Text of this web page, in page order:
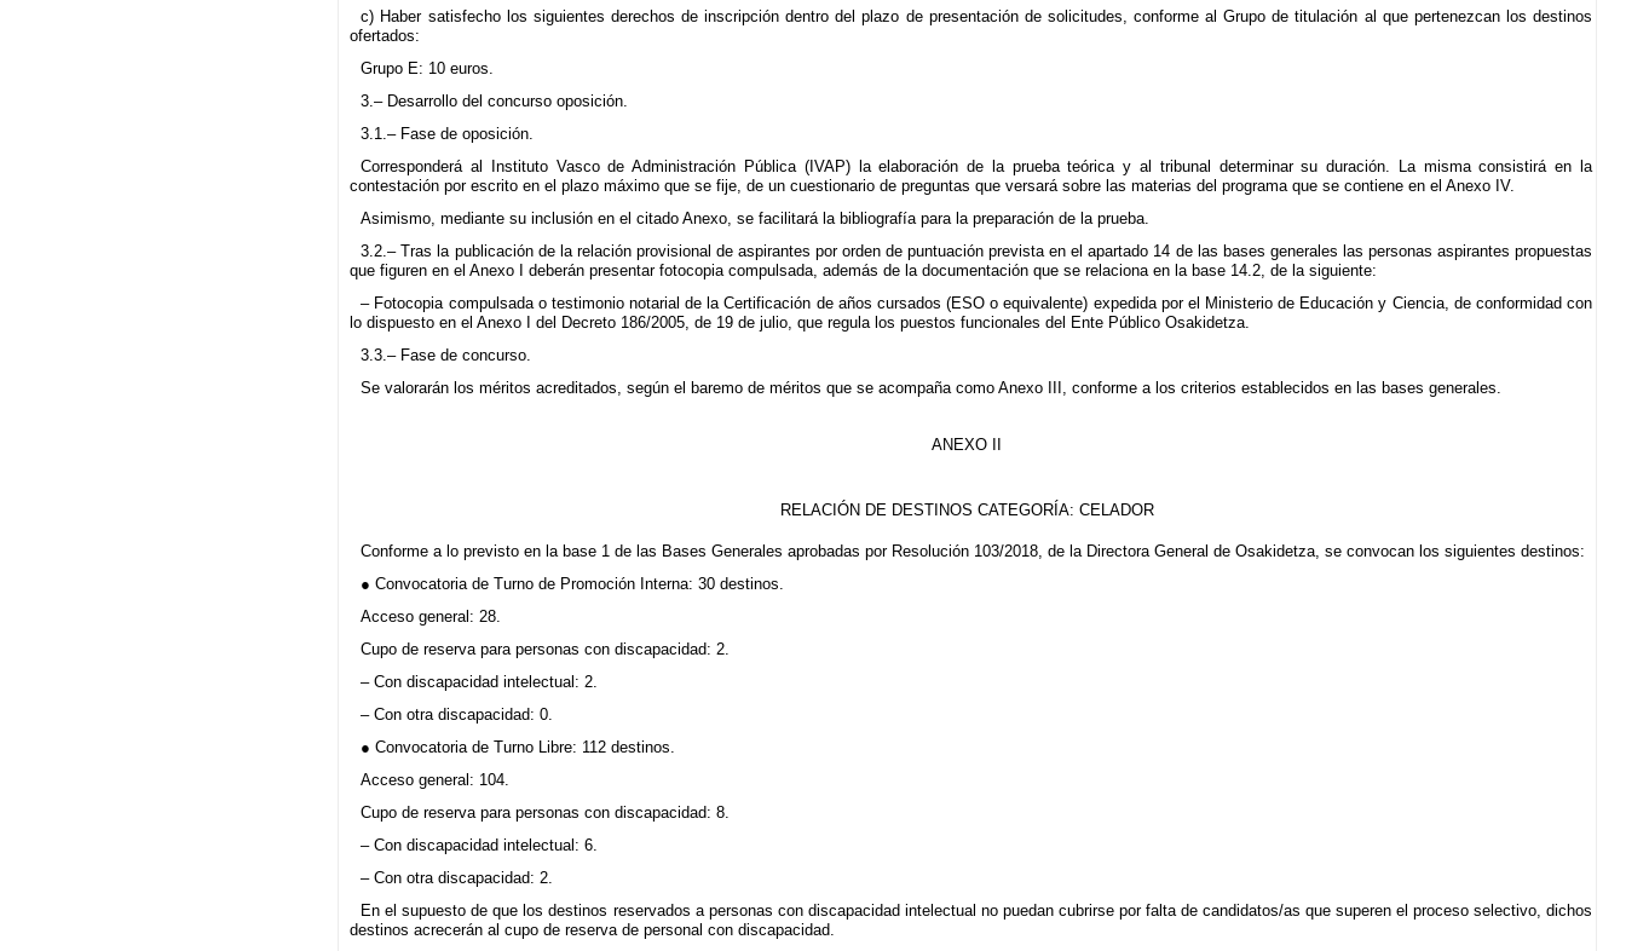
c) Haber satisfecho los siguientes derechos de inscripción dentro del plazo de presentación de solicitudes, conforme al Grupo de titulación al que pertenezcan los destinos
ofertados:
Grupo E: 10 euros.
3.– Desarrollo del concurso oposición.
3.1.– Fase de oposición.
Corresponderá al Instituto Vasco de Administración Pública (IVAP) la elaboración de la prueba teórica y al tribunal determinar su duración. La misma consistirá en la
contestación por escrito en el plazo máximo que se fije, de un cuestionario de preguntas que versará sobre las materias del programa que se contiene en el Anexo IV.
Asimismo, mediante su inclusión en el citado Anexo, se facilitará la bibliografía para la preparación de la prueba.
3.2.– Tras la publicación de la relación provisional de aspirantes por orden de puntuación prevista en el apartado 14 de las bases generales las personas aspirantes propuestas
que figuren en el Anexo I deberán presentar fotocopia compulsada, además de la documentación que se relaciona en la base 14.2, de la siguiente:
– Fotocopia compulsada o testimonio notarial de la Certificación de años cursados (ESO o equivalente) expedida por el Ministerio de Educación y Ciencia, de conformidad con
lo dispuesto en el Anexo I del Decreto 186/2005, de 19 de julio, que regula los puestos funcionales del Ente Público Osakidetza.
3.3.– Fase de concurso.
Se valorarán los méritos acreditados, según el baremo de méritos que se acompaña como Anexo III, conforme a los criterios establecidos en las bases generales.
ANEXO II
RELACIÓN DE DESTINOS CATEGORÍA: CELADOR
Conforme a lo previsto en la base 1 de las Bases Generales aprobadas por Resolución 103/2018, de la Directora General de Osakidetza, se convocan los siguientes destinos:
● Convocatoria de Turno de Promoción Interna: 30 destinos.
Acceso general: 28.
Cupo de reserva para personas con discapacidad: 2.
– Con discapacidad intelectual: 2.
– Con otra discapacidad: 0.
● Convocatoria de Turno Libre: 112 destinos.
Acceso general: 104.
Cupo de reserva para personas con discapacidad: 8.
– Con discapacidad intelectual: 6.
– Con otra discapacidad: 2.
En el supuesto de que los destinos reservados a personas con discapacidad intelectual no puedan cubrirse por falta de candidatos/as que superen el proceso selectivo, dichos
destinos acrecerán al cupo de reserva de personal con discapacidad.